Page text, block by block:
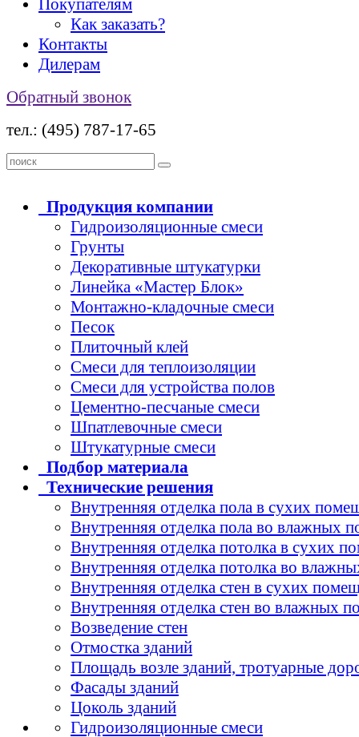
Как заказать?
Контакты
Дилерам
Обратный звонок
тел.: (495) 787-17-65
Продукция компании
Гидроизоляционные смеси
Грунты
Декоративные штукатурки
Линейка «Мастер Блок»
Монтажно-кладочные смеси
Песок
Плиточный клей
Смеси для теплоизоляции
Смеси для устройства полов
Цементно-песчаные смеси
Шпатлевочные смеси
Штукатурные смеси
Подбор материала
Технические решения
Внутренняя отделка пола в сухих
Внутренняя отделка пола во влажных
Внутренняя отделка потолка в сухих
Внутренняя отделка потолка во
Внутренняя отделка стен в сухих
Внутренняя отделка стен во влажных
Возведение стен
Отмостка зданий
Площадь возле зданий, тротуарные
Фасады зданий
Цоколь зданий
Гидроизоляционные смеси